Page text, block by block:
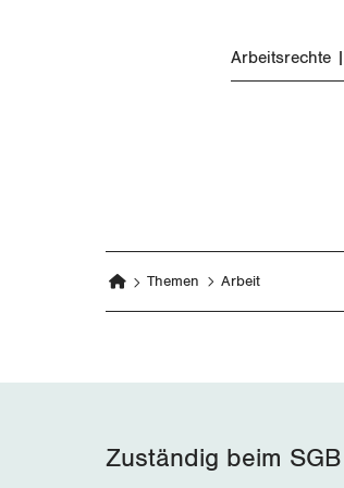
Arbeitsrechte
Themen Arbeit
Zuständig beim SGB